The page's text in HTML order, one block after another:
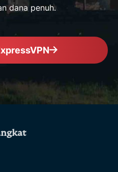
dana penuh.